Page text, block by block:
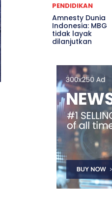
PENDIDIKAN
Amnesty Dunia
Indonesia: MBG
tidak layak
dilanjutkan